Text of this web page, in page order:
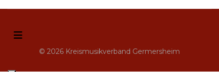
© 2026 Kreismusikverband Germersheim